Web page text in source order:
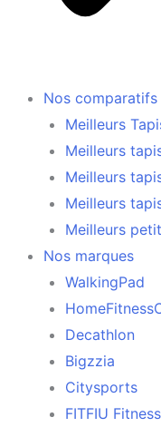
Nos comparatifs
Meilleurs
Meilleurs
Meilleurs
Meilleurs
Meilleurs
Nos marques
WalkingPad
Decathlon
Bigzzia
Citysports
FITFIU Fitness